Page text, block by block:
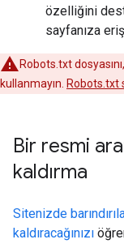
özelliğini
sayfanıza
Robots.txt
kullanmayın. Robots.txt
Bir resmi
kaldırma
Sitenizde
kaldıracağınızı